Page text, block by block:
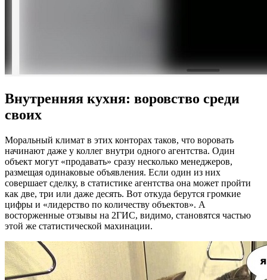
Внутренняя кухня: воровство среди
своих
Моральный климат в этих конторах таков, что воровать
начинают даже у коллег внутри одного агентства. Один
объект могут «продавать» сразу несколько менеджеров,
размещая одинаковые объявления. Если один из них
совершает сделку, в статистике агентства она может пройти
как две, три или даже десять. Вот откуда берутся громкие
цифры и «лидерство по количеству объектов». А
восторженные отзывы на 2ГИС, видимо, становятся частью
этой же статистической махинации.